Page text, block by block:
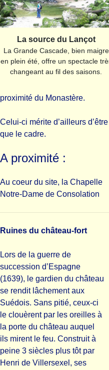
La source du Lançot
La Grande Cascade, bien maigre
en plein été, offre un spectacle
changeant au fil des saisons.
proximité du Monastère.
Celui-ci mérite d’ailleurs
que le cadre.
A proximité :
Au coeur du site, la Chapelle
Notre-Dame de Consolation
Ruines du château-fort
Lors de la guerre de
succession d’Espagne
(1639), le gardien du château
se rendit lâchement aux
Suédois. Sans pitié, ceux-ci
le clouèrent par les oreilles à
la porte du château auquel
ils mirent le feu. Construit à
peine 3 siècles plus tôt par
Henri de Villersexel, ses